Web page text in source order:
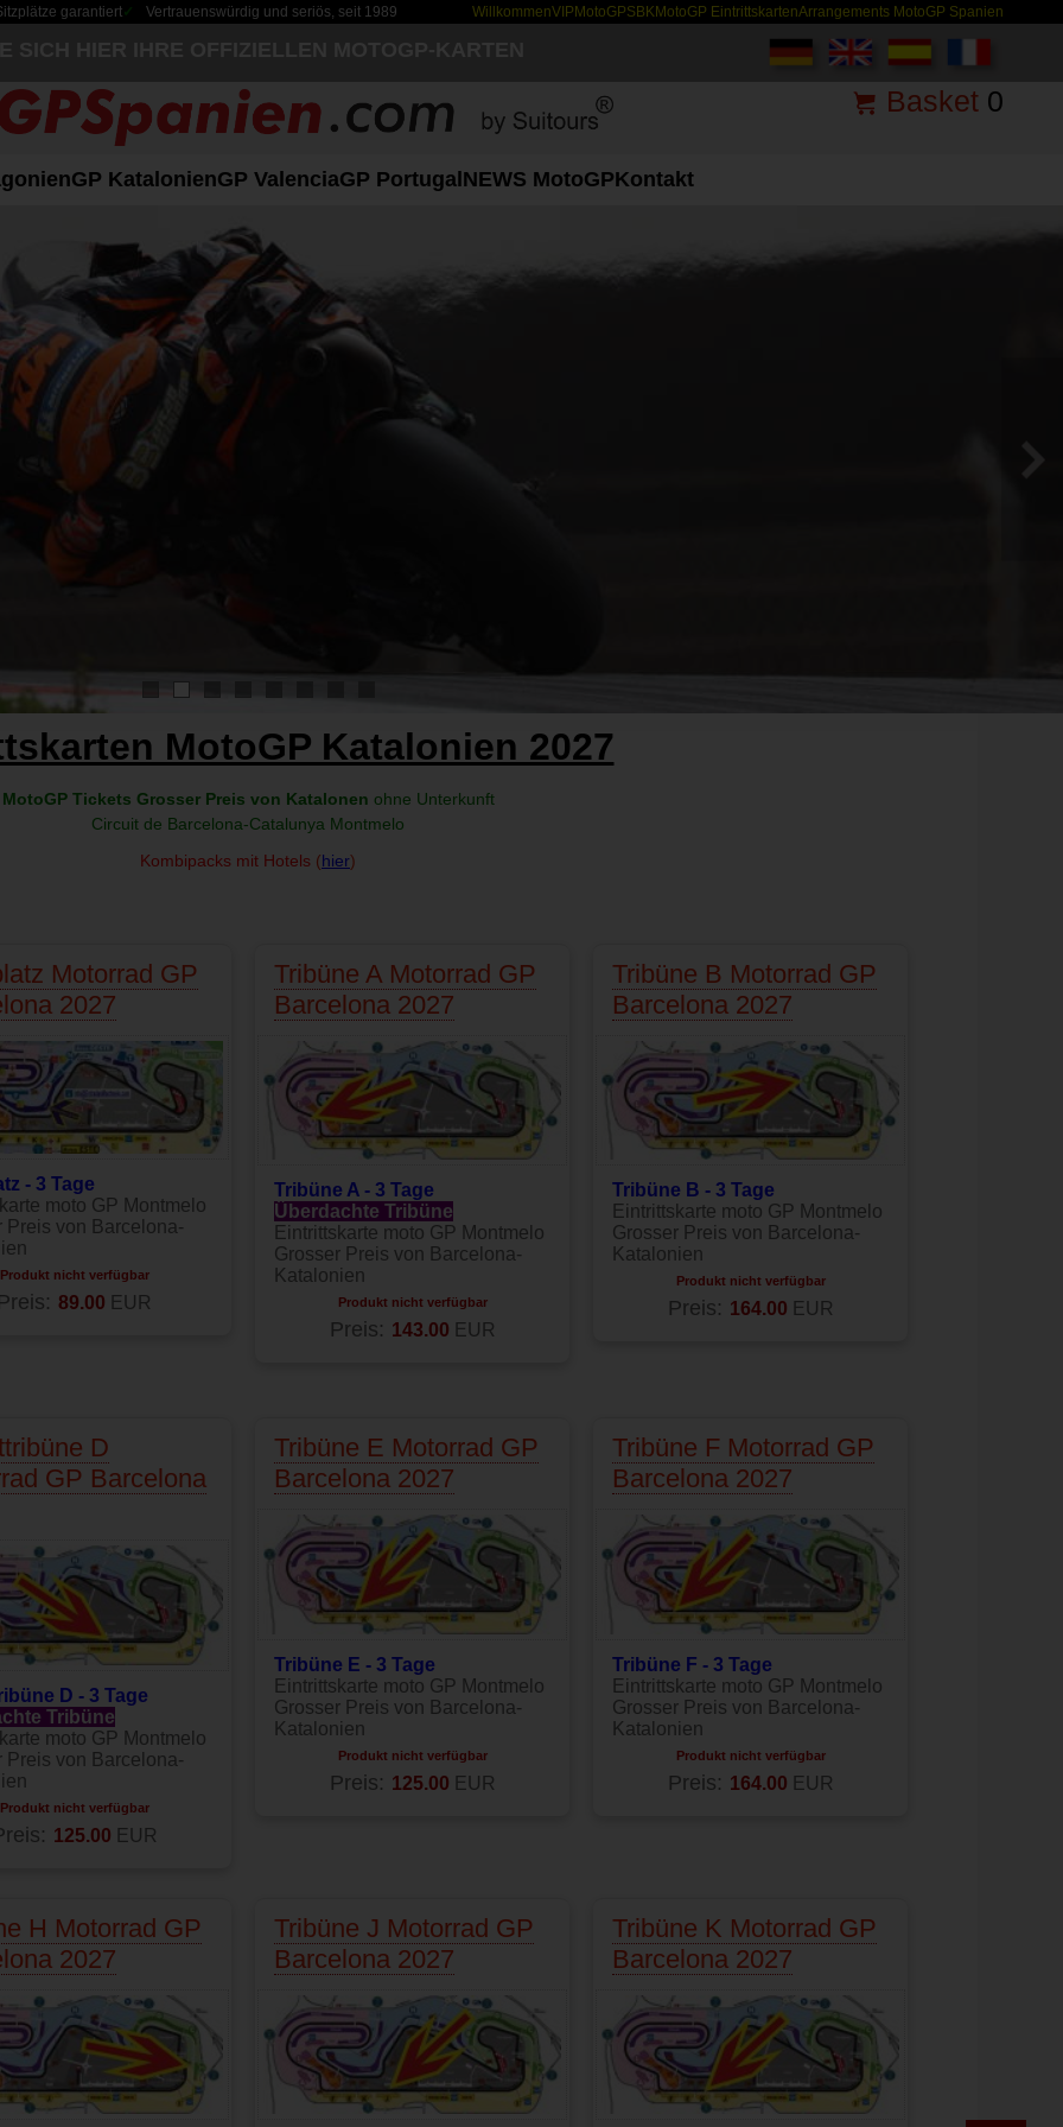
garantiert Vertrauenswürdig und seriös, seit 1989 WillkommenVIP MotoGPSBKMotoGP EintrittskartenArrangements MotoGP Spanien
Basket 0
GP KatalonienGP ValenciaGP Portugal NEWS MotoGPKontakt
MotoGP Katalonien 2027
MotoGP Tickets Grosser Preis von Katalonen ohne Unterkunft
Circuit de Barcelona-Catalunya Montmelo
Kombipacks mit Hotels (hier)
Motorrad GP
2027
- 3 Tage
moto GP Montmelo
Preis von Barcelona-
Produkt nicht verfügbar
89.00 EUR
Tribüne A Motorrad GP
Barcelona 2027
Tribüne A - 3 Tage
Überdachte Tribüne
Eintrittskarte moto GP Montmelo
Grosser Preis von Barcelona-
Katalonien
Produkt nicht verfügbar
Preis: 143.00 EUR
Tribüne B Motorrad GP
Barcelona 2027
Tribüne B - 3 Tage
Eintrittskarte moto GP Montmelo
Grosser Preis von Barcelona-
Katalonien
Produkt nicht verfügbar
Preis: 164.00 EUR
D
GP Barcelona
D - 3 Tage
Tribüne
moto GP Montmelo
Preis von Barcelona-
Produkt nicht verfügbar
125.00 EUR
Tribüne E Motorrad GP
Barcelona 2027
Tribüne E - 3 Tage
Eintrittskarte moto GP Montmelo
Grosser Preis von Barcelona-
Katalonien
Produkt nicht verfügbar
Preis: 125.00 EUR
Tribüne F Motorrad GP
Barcelona 2027
Tribüne F - 3 Tage
Eintrittskarte moto GP Montmelo
Grosser Preis von Barcelona-
Katalonien
Produkt nicht verfügbar
Preis: 164.00 EUR
H Motorrad GP
2027
Tribüne J Motorrad GP
Barcelona 2027
Tribüne K Motorrad GP
Barcelona 2027